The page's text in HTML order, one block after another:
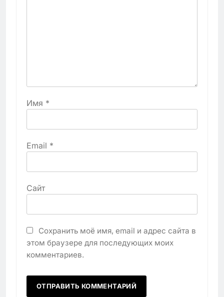
Имя *
Email *
Сайт
Сохранить моё имя, email и адрес сайта в
этом браузере для последующих моих
комментариев.